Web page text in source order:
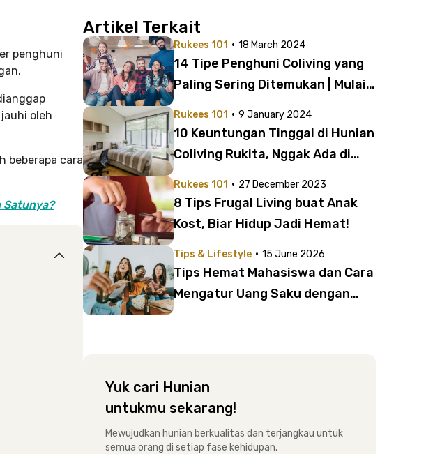
penghuni
oleh
beberapa cara
Satunya?
Artikel Terkait
Rukees 101 · 18 March 2024
14 Tipe Penghuni Coliving yang
Paling Sering Ditemukan | Mulai
Rukees 101 · 9 January 2024
10 Keuntungan Tinggal di Hunian
Coliving Rukita, Nggak Ada di
Rukees 101 · 27 December 2023
8 Tips Frugal Living buat Anak
Kost, Biar Hidup Jadi Hemat!
Tips & Lifestyle · 15 June 2026
Tips Hemat Mahasiswa dan Cara
Mengatur Uang Saku dengan
Yuk cari Hunian
untukmu sekarang!
Mewujudkan hunian berkualitas dan terjangkau untuk
semua orang di setiap fase kehidupan.